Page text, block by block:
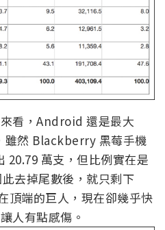
看，Android 還是最大
雖然 Blackberry 黑莓手機
20.79 萬支，但比例實在是
去掉尾數後，就只剩下
頂端的巨人，現在卻幾乎快
人有點感傷。